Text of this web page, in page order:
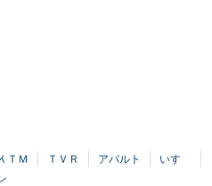
ＴＭ ＴＶＲ アバルト いすゞ